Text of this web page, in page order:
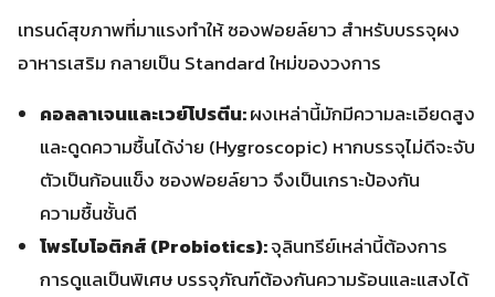
เทรนด์สุขภาพที่มาแรงทำให้ ซองฟอยล์ยาว สำหรับบรรจุผง
อาหารเสริม กลายเป็น Standard ใหม่ของวงการ
คอลลาเจนและเวย์โปรตีน:ผงเหล่านี้มักมีความละเอียดสูง
และดูดความชื้นได้ง่าย (Hygroscopic) หากบรรจุไม่ดีจะจับ
ตัวเป็นก้อนแข็ง ซองฟอยล์ยาว จึงเป็นเกราะป้องกัน
ความชื้นชั้นดี
โพรไบโอติกส์ (Probiotics):จุลินทรีย์เหล่านี้ต้องการ
การดูแลเป็นพิเศษ บรรจุภัณฑ์ต้องกันความร้อนและแสงได้